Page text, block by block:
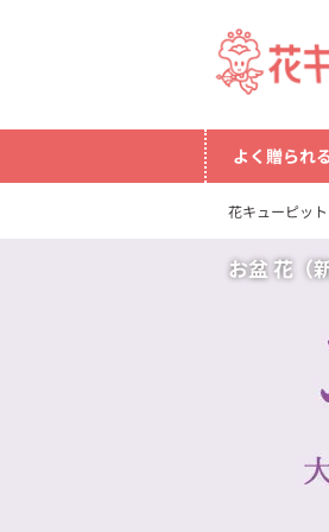
よく贈られ
花キューピット
お盆 花（